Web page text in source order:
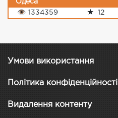
Одеса
👁 1334359 ★ 12
Умови використання
Політика конфіденційності
Видалення контенту